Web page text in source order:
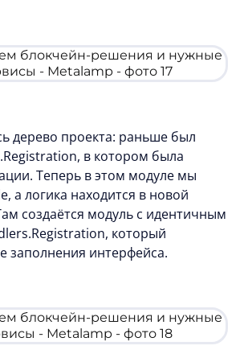
дерево проекта: раньше был
в котором была
Теперь в этом модуле мы
а логика находится в новой
создаётся модуль с идентичным
который
заполнения интерфейса.